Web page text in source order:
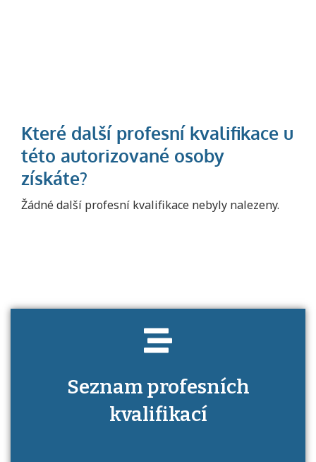
Žádné další profesní kvalifikace nebyly nalezeny.
Seznam profesních
kvalifikací
Projděte si seznam profesních kvalifikací.